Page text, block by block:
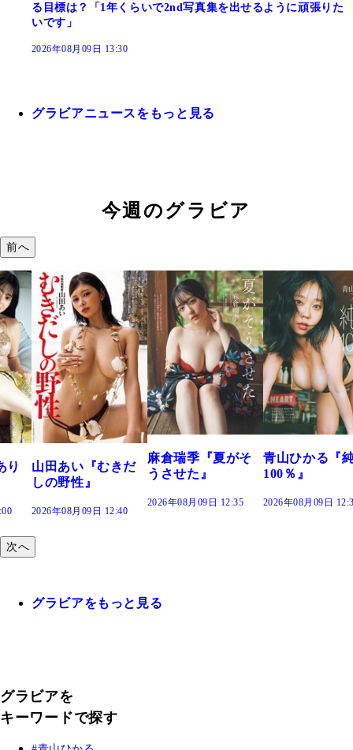
る目標は？「1年くらいで2nd写真集を出せるように頑張りた
いです」
2026年08月09日 13:30
グラビアニュースをもっと見る
今週のグラビア
前へ
だ
麻倉瑞季『夏がそ
うさせた』
青山ひかる『純度
100％』
2026年08月09日 12:30
溝端 葵『もう
つの、あおい
で。』
2026年08月09日
次へ
グラビアをもっと見る
グラビアを
キーワードで探す